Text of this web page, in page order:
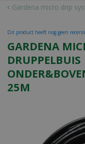
Gardena micro drip
GARDENA
DRUPPELBUIS
25M
Dit product heeft nog geen